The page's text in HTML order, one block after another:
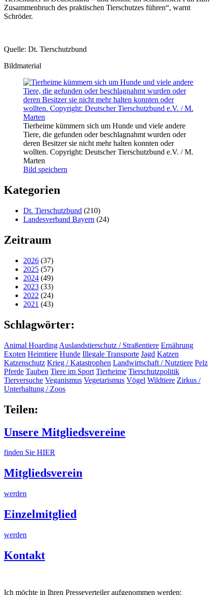
Zusammenbruch des praktischen Tierschutzes führen“, warnt
Schröder.
Quelle: Dt. Tierschutzbund
Bildmaterial
Tierheime kümmern sich um Hunde und viele andere
Tiere, die gefunden oder beschlagnahmt wurden oder
deren Besitzer sie nicht mehr halten konnten oder
wollten. Copyright: Deutscher Tierschutzbund e.V. / M.
Marten
Bild speichern
Kategorien
Dt. Tierschutzbund (210)
Landesverband Bayern (24)
Zeitraum
2026 (37)
2025 (57)
2024 (49)
2023 (33)
2022 (24)
2021 (43)
Schlagwörter:
Animal Hoarding Auslandstierschutz / Straßentiere Ernährung
Exoten Heimtiere Hunde Illegale Transporte Jagd Katzen
Katzenschutz Krieg / Katastrophen Landwirtschaft / Nutztiere Pelz
Pferde Tauben Tiere im Sport Tierheime Tierschutzpolitik
Tierversuche Veganismus Vegetarismus Vögel Wildtiere Zirkus /
Unterhaltung / Zoos
Teilen:
Unsere Mitgliedsvereine
finden Sie HIER
Mitgliedsverein
werden
Einzelmitglied
werden
Kontakt
Ich möchte in Ihren Presseverteiler aufgenommen werden: